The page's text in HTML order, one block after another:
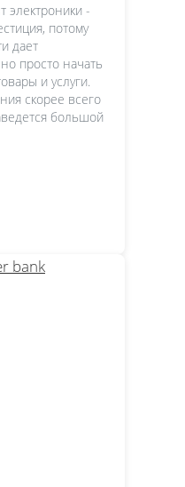
электроники -
потому
дает
просто начать
и услуги.
скорее всего
большой